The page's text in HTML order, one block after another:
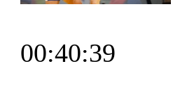
00:40:39